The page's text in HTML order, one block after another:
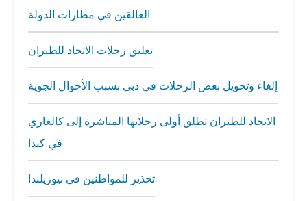
العالقين في مطارات الدولة
تعليق رحلات الاتحاد للطيران
إلغاء وتحويل بعض الرحلات في دبي بسبب الأحوال الجوية
الاتحاد للطيران تطلق أولى رحلاتها المباشرة إلى كالغاري
في كندا
تحذير للمواطنين في نيوزيلندا